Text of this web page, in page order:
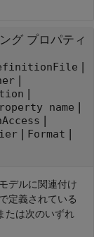
グ プロパティ
|
|
|
name |
|
| Format |
デルに関連付け
定義されている
たは次のいずれ